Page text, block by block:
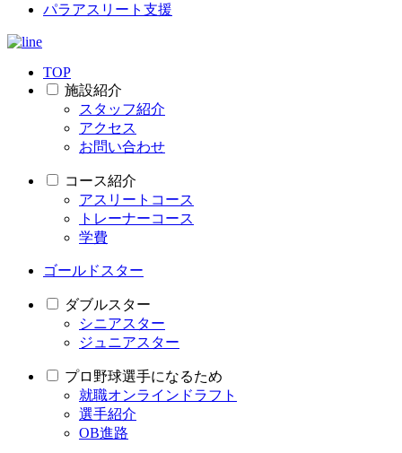
パラアスリート支援
TOP
施設紹介
スタッフ紹介
アクセス
お問い合わせ
コース紹介
アスリートコース
トレーナーコース
学費
ゴールドスター
ダブルスター
シニアスター
ジュニアスター
プロ野球選手になるため
就職オンラインドラフト
選手紹介
OB進路